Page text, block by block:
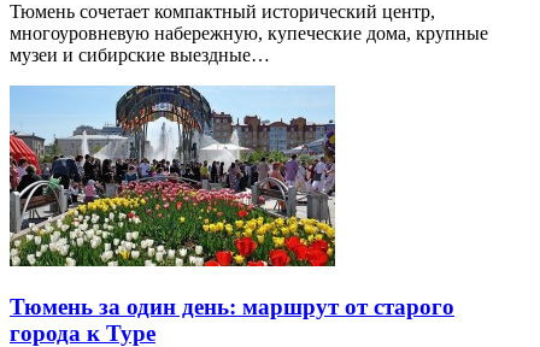
Тюмень сочетает компактный исторический центр,
многоуровневую набережную, купеческие дома, крупные
музеи и сибирские выездные…
Тюмень за один день: маршрут от старого
города к Туре